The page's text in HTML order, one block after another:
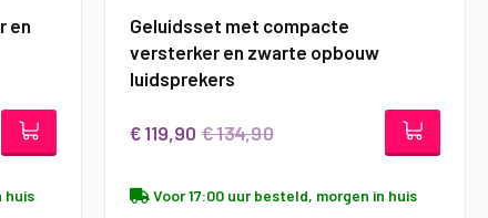
en
huis
Geluidsset met compacte
versterker en zwarte opbouw
luidsprekers
€ 119,90 € 134,90
Voor 17:00 uur besteld, morgen in huis